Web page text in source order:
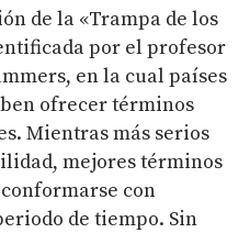
de la «Trampa de los
por el profesor
en la cual países
ofrecer términos
Mientras más serios
mejores términos
con
de tiempo. Sin